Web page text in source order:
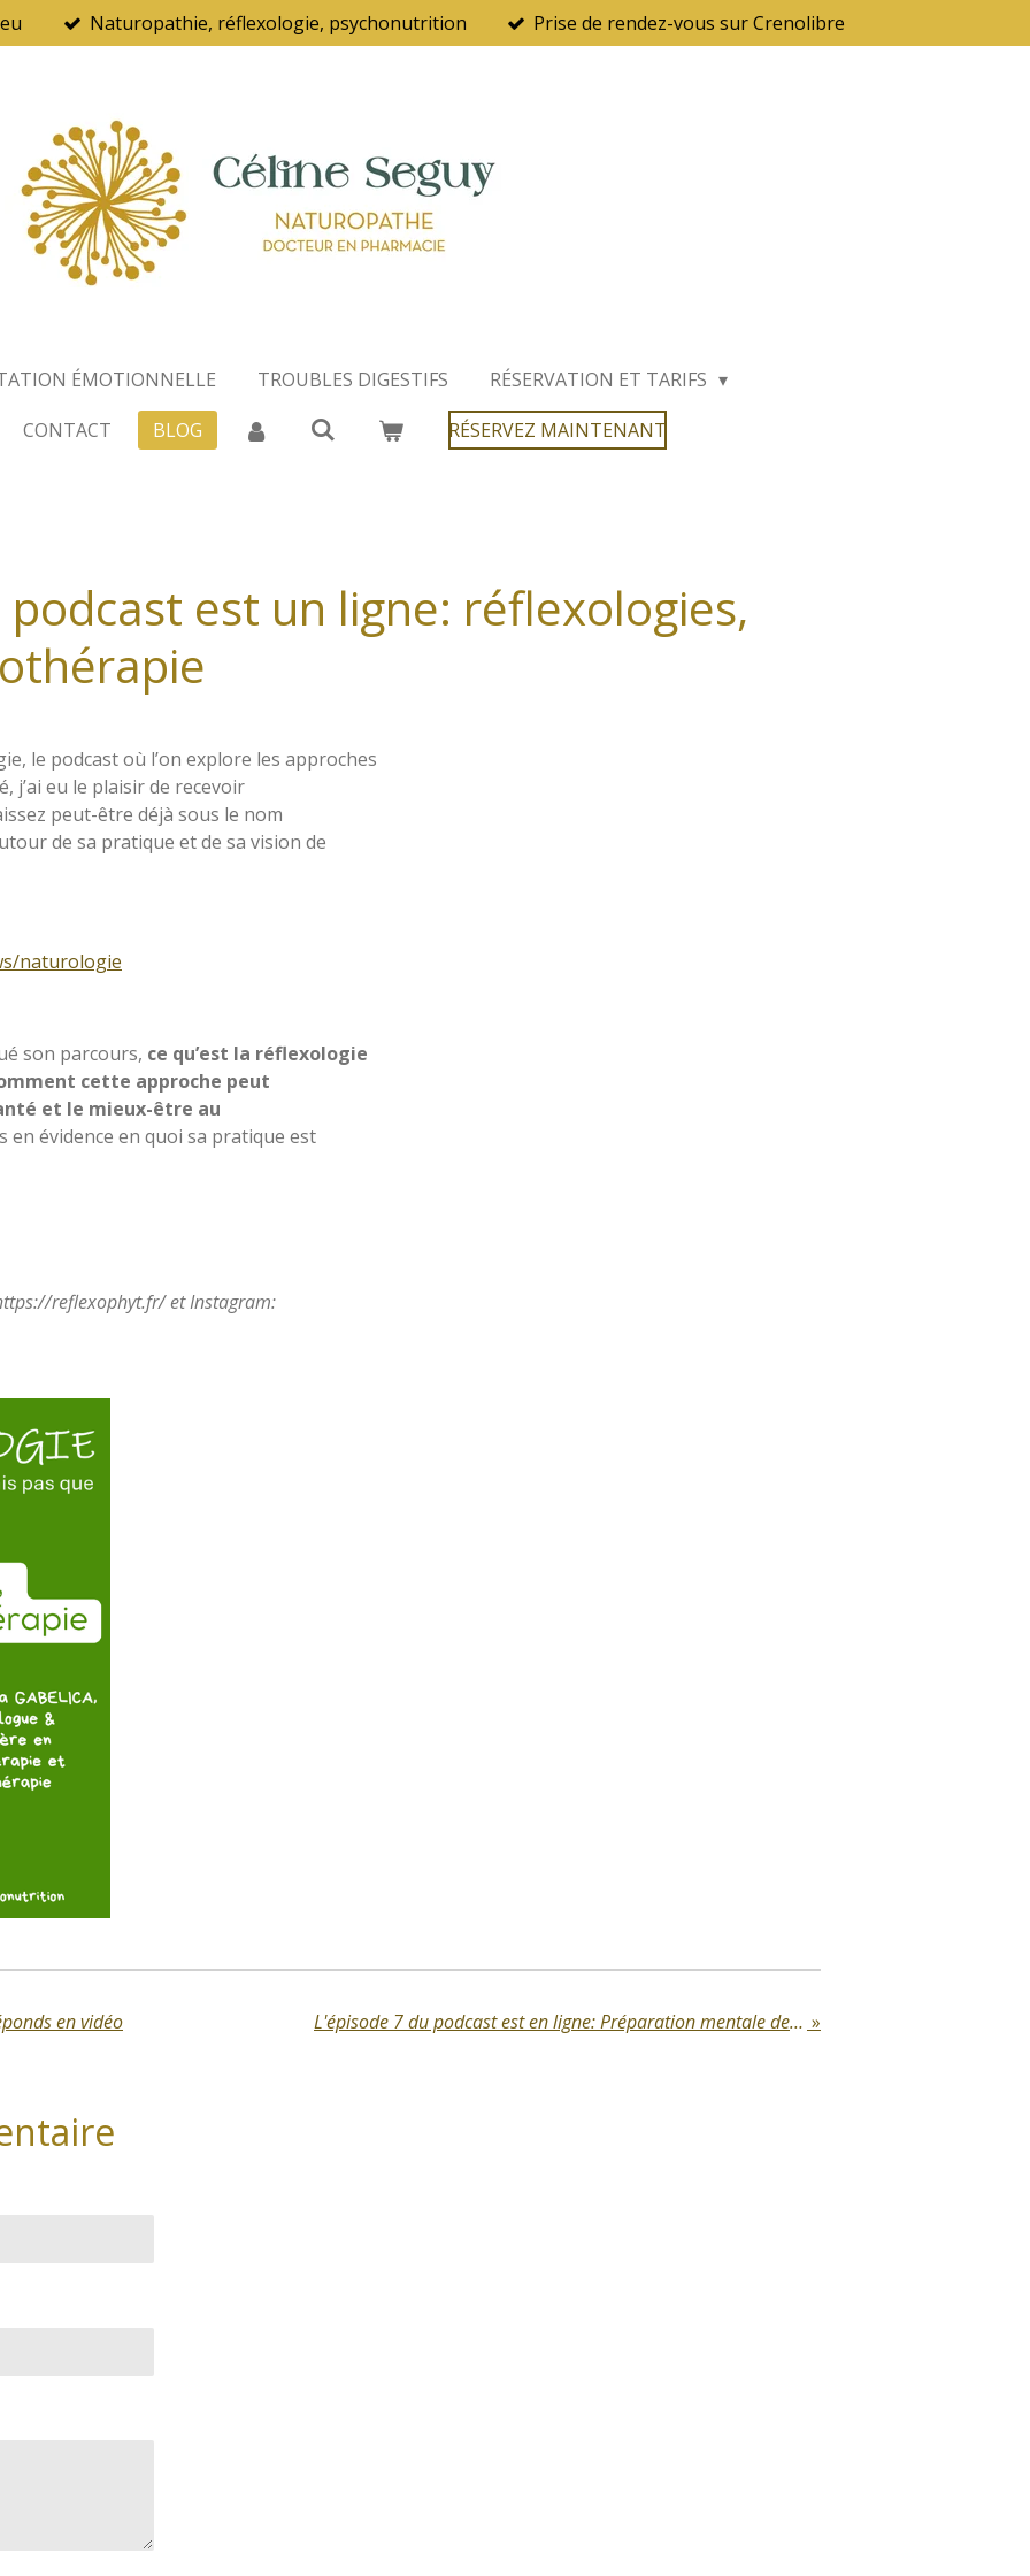
Naturopathie, réflexologie, psychonutrition Prise de rendez-vous sur Crenolibre
ÉMOTIONNELLE TROUBLES DIGESTIFS
RÉSERVATION ET TARIFS
CONTACT BLOG RÉSERVEZ MAINTENANT
est un ligne: réflexologies,
le podcast où l’on explore les approches
j’ai eu le plaisir de recevoir
peut-être déjà sous le nom
de sa pratique et de sa vision de
naturologie
son parcours, ce qu’est la réflexologie
cette approche peut
et le mieux-être au
en évidence en quoi sa pratique est
reflexophyt.fr/ et Instagram:
en vidéo L'épisode 7 du podcast est en ligne: Préparation mentale des sportifs »